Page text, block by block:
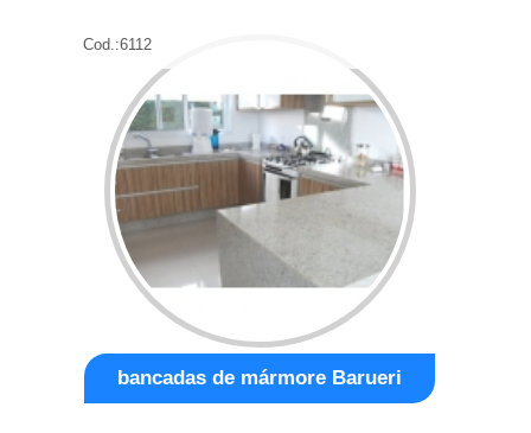
Cod.:6112
bancadas de mármore Barueri